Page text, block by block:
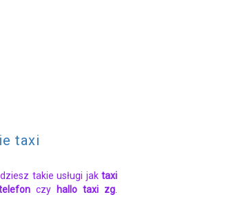
taxi
takie usługi jaktaxi
czy hallo taxi zg